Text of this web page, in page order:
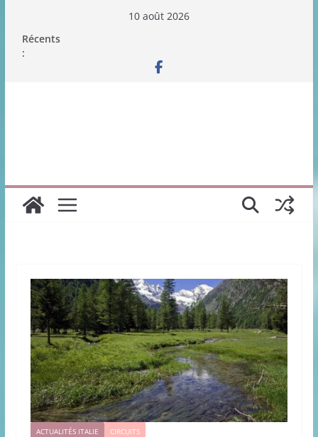
contenu
10 août 2026
Récents
:
ACTUALITÉS ITALIE CIRCUITS